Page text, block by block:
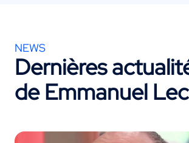
NEWS
Dernières
de Emmanuel